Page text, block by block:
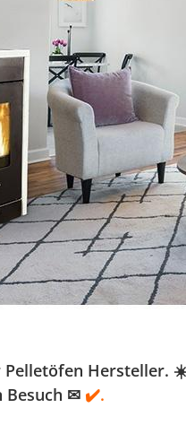
Pelletöfen
Besuch ✉ ✔️.